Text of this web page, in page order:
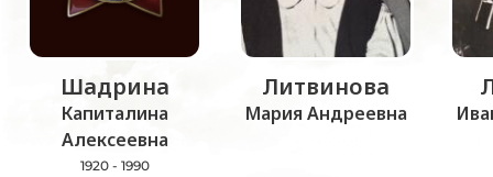
Шадрина
Капиталина
Алексеевна
1920 - 1990
Литвинова
Мария Андреевна